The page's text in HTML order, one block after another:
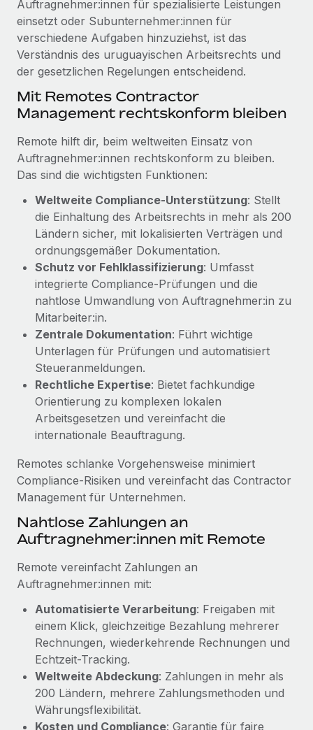
Compliance Watchtower
Lückenlose Compliance
Geräteverwaltung
Globale Bereitstellung und Verfolgung von IT-
Geräten
Gründung von Niederlassungen
Schnelle, rechtssichere Gründung von
Niederlassungen
Mobilität und Relocation
Mühelose Relocation von Mitarbeiter:innen
Benefits
Mühelose Verwaltung von Benefits
So hat der KI-Vorreiter Weaviate sein Team mit
Remote um 120 % vergrößert
Weaviate auf einen Blick Weaviate entwickelt KI-basierte
Open-Source-Infrastrukturen. Das...
Mehr erfahren
Strategische Partnerschaft zwischen
Reverse Tech und Remote für Contractor
Management und Payroll
Wellness-Startup Reverse Tech hat das globale...
Mehr erfahren
BLOG
EOR und PEO
Contractor Management
Den Blog erkunden
Neues zu Remote-Produkten: Integration mit
Gusto und Zero und Contractor Management
Plus
Auch im neuen Jahr wollen wir bei Remote Unternehmen
aller Größen dabei unterstützen, die beste...
Mehr erfahren
Wie Phiture 55 Mitarbeiter:innen in 19 Ländern
mit Remote verwaltet
Phiture ist der unumstrittene Marktführer im Bereich der
Mehr erfahren
Auftragnehmer:innen für spezialisierte Leistungen
einsetzt oder Subunternehmer:innen für
verschiedene Aufgaben hinzuziehst, ist das
Verständnis des uruguayischen Arbeitsrechts und
der gesetzlichen Regelungen entscheidend.
Mit Remotes Contractor
Management rechtskonform bleiben
Remote hilft dir, beim weltweiten Einsatz von
Auftragnehmer:innen rechtskonform zu bleiben.
Das sind die wichtigsten Funktionen:
Weltweite Compliance-Unterstützung: Stellt
die Einhaltung des Arbeitsrechts in mehr als 200
Ländern sicher, mit lokalisierten Verträgen und
ordnungsgemäßer Dokumentation.
Schutz vor Fehlklassifizierung: Umfasst
integrierte Compliance-Prüfungen und die
nahtlose Umwandlung von Auftragnehmer:in zu
Mitarbeiter:in.
Zentrale Dokumentation: Führt wichtige
Unterlagen für Prüfungen und automatisiert
Steueranmeldungen.
Rechtliche Expertise: Bietet fachkundige
Orientierung zu komplexen lokalen
Arbeitsgesetzen und vereinfacht die
internationale Beauftragung.
Remotes schlanke Vorgehensweise minimiert
Compliance-Risiken und vereinfacht das Contractor
Management für Unternehmen.
Nahtlose Zahlungen an
Auftragnehmer:innen mit Remote
Remote vereinfacht Zahlungen an
Auftragnehmer:innen mit:
Automatisierte Verarbeitung: Freigaben mit
einem Klick, gleichzeitige Bezahlung mehrerer
Rechnungen, wiederkehrende Rechnungen und
Echtzeit-Tracking.
Weltweite Abdeckung: Zahlungen in mehr als
200 Ländern, mehrere Zahlungsmethoden und
Währungsflexibilität.
Kosten und Compliance: Garantie für faire